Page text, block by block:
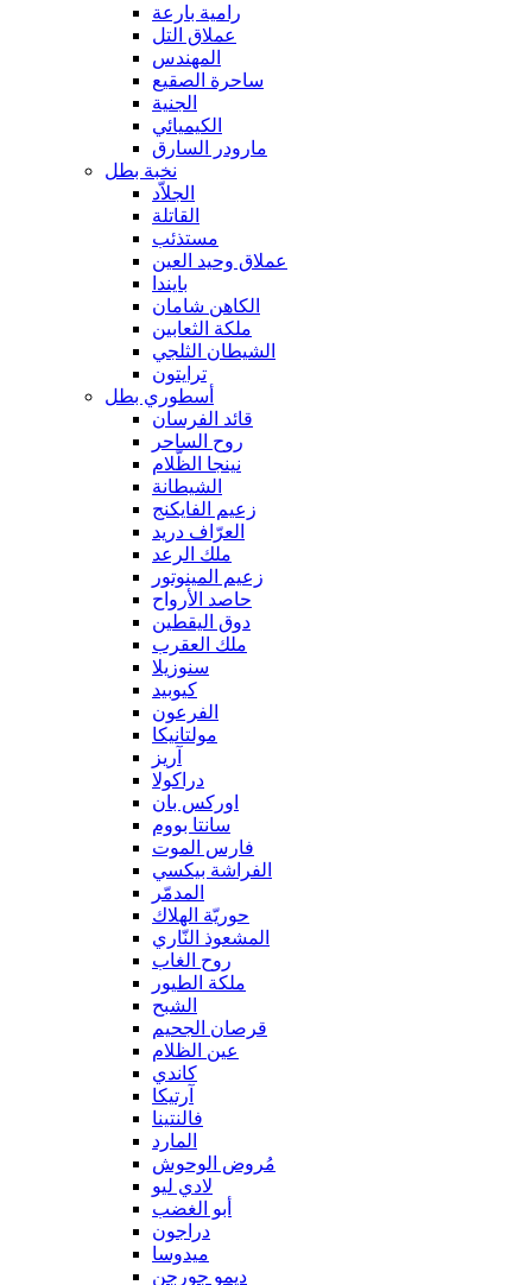
رامية بارعة
عملاق التل
المهندس
ساحرة الصقيع
الجنية
الكيميائي
مارودر السارق
نخبة بطل
الجلاّد
القاتلة
مستذئب
عملاق وحيد العين
بايندا
الكاهن شامان
ملكة الثعابين
الشيطان الثلجي
ترايتون
أسطوري بطل
قائد الفرسان
روح الساحر
نينجا الظّلام
الشيطانة
زعيم الفايكنج
العرّاف دريد
ملك الرعد
زعيم المينوتور
حاصد الأرواح
دوق اليقطين
ملك العقرب
سنوزيلا
كيوبيد
الفرعون
مولتانيكا
آريز
دراكولا
اوركس بان
سانتا بووم
فارس الموت
الفراشة بيكسي
المدمّر
حوريّة الهلاك
المشعوذ النّاري
روح الغاب
ملكة الطيور
الشبح
قرصان الجحيم
عين الظلام
كاندي
آرتيكا
فالنتينا
المارد
مُروض الوحوش
لادي ليو
أبو الغضب
دراجون
ميدوسا
ديمو جورجن